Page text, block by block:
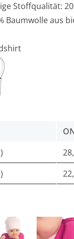
Stoffqualität:
Baumwolle aus